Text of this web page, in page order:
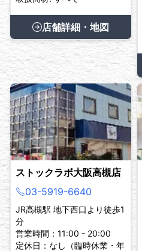
店舗詳細・地図
ストックラボ大阪高槻店
03-5919-6640
JR高槻駅 地下西口より徒歩1
分
営業時間：11:00 - 20:00
定休日：なし（臨時休業・年